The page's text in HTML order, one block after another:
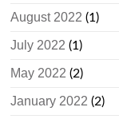
August 2022 (1)
July 2022 (1)
May 2022 (2)
January 2022 (2)